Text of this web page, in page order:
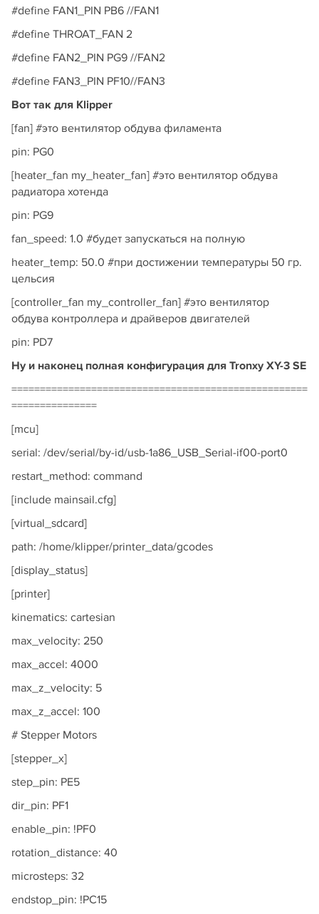
#define FAN1_PIN PB6 //FAN1
#define THROAT_FAN 2
#define FAN2_PIN PG9 //FAN2
#define FAN3_PIN PF10//FAN3
Вот так для Klipper
[fan] #это вентилятор обдува филамента
pin: PG0
[heater_fan my_heater_fan] #это вентилятор обдува
радиатора хотенда
pin: PG9
fan_speed: 1.0 #будет запускаться на полную
heater_temp: 50.0 #при достижении температуры 50 гр.
цельсия
[controller_fan my_controller_fan] #это вентилятор
обдува контроллера и драйверов двигателей
pin: PD7
Ну и наконец полная конфигурация для Tronxy XY-3 SE
====================================================
===============
[mcu]
serial: /dev/serial/by-id/usb-1a86_USB_Serial-if00-port0
restart_method: command
[include mainsail.cfg]
[virtual_sdcard]
path: /home/klipper/printer_data/gcodes
[display_status]
[printer]
kinematics: cartesian
max_velocity: 250
max_accel: 4000
max_z_velocity: 5
max_z_accel: 100
# Stepper Motors
[stepper_x]
step_pin: PE5
dir_pin: PF1
enable_pin: !PF0
rotation_distance: 40
microsteps: 32
endstop_pin: !PC15